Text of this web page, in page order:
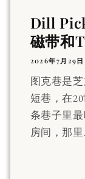
Dill
磁带和
2026年7月29日
图克巷是
短巷，在
条巷子里
房间，那